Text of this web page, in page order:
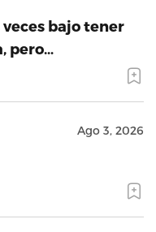
veces bajo tener
pero…
Ago 3, 2026